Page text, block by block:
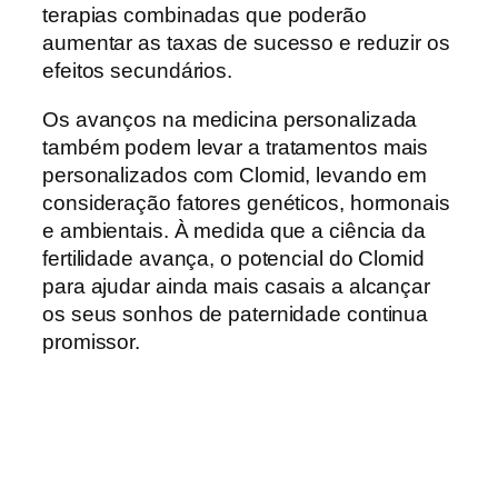
terapias combinadas que poderão
aumentar as taxas de sucesso e reduzir os
efeitos secundários.
Os avanços na medicina personalizada
também podem levar a tratamentos mais
personalizados com Clomid, levando em
consideração fatores genéticos, hormonais
e ambientais. À medida que a ciência da
fertilidade avança, o potencial do Clomid
para ajudar ainda mais casais a alcançar
os seus sonhos de paternidade continua
promissor.